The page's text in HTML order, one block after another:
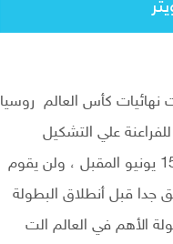
كأس العالم روسيا
علي التشكيل
الرسمي الذس يخوض به لقاء أوروجواي في أفتتاح مشوار الفريق في بطولة كأس العالم يوم 15 يونيو المقبل ، ولن يقوم
جدا قبل أنطلاق البطولة
الأهم في العالم الت